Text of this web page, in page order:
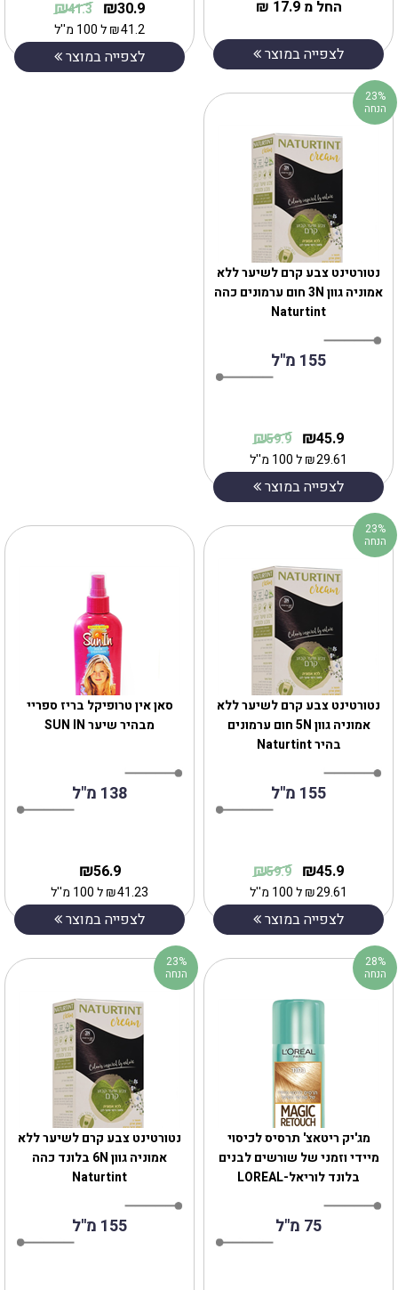
30.9
₪
41.3
₪
41.2
₪ל 100 מ''ל
לצפייה במוצר
החל מ 17.9 ₪
לצפייה במוצר
נטורטינט צבע קרם לשיער ללא
אמוניה גוון 3N חום ערמונים כהה
Naturtint
155 מ''ל
45.9
₪
59.9
₪
29.61
₪ל 100 מ''ל
לצפייה במוצר
23%
הנחה
סאן אין טרופיקל בריז ספריי
מבהיר שיער SUN IN
138 מ"ל
56.9
₪
41.23
₪ל 100 מ''ל
לצפייה במוצר
נטורטינט צבע קרם לשיער ללא
אמוניה גוון 5N חום ערמונים
בהיר Naturtint
155 מ''ל
45.9
₪
59.9
₪
29.61
₪ל 100 מ''ל
לצפייה במוצר
23%
הנחה
נטורטינט צבע קרם לשיער ללא
אמוניה גוון 6N בלונד כהה
Naturtint
155 מ''ל
23%
הנחה
מג'יק ריטאצ' תרסיס לכיסוי
מיידי וזמני של שורשים לבנים
בלונד לוריאל-LOREAL
75 מ"ל
28%
הנחה